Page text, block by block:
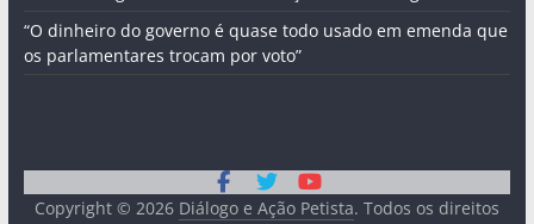
“O dinheiro do governo é quase todo usado em emenda que
os parlamentares trocam por voto”
Copyright © 2026 Diálogo e Ação Petista. Todos os direitos